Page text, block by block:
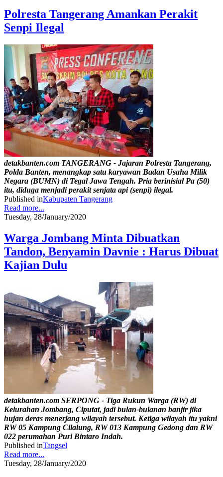
Polresta Tangerang Amankan Perakit
Senpi Ilegal
detakbanten.com TANGERANG - Jajaran Polresta Tangerang,
Polda Banten, menangkap satu karyawan Badan Usaha Milik
Negara (BUMN) di Tegal Jawa Tengah. Pria berinisial Pa (50)
itu, diduga menjadi perakit senjata api (senpi) ilegal.
Published inKabupaten Tangerang
Read more...
Tuesday, 28/January/2020
Warga Jombang Minta Dibuatkan
Tandon, Benyamin Davnie : Harus Dibuat
Kajian Dulu
detakbanten.com SERPONG - Tiga Rukun Warga (RW) di
Kelurahan Jombang, Ciputat, jadi bulan-bulanan banjir jika
hujan deras menerjang wilayah tersebut. Ketiga wilayah itu yakni
RW 05 Kampung Cilalung, RW 013 Kampung Gedong dan RW
022 perumahan Puri Bintaro Indah.
Published inTangsel
Read more...
Tuesday, 28/January/2020